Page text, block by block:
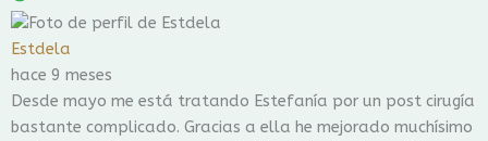
Estdela
hace 9 meses
Desde mayo me está tratando Estefanía por un post cirugía
bastante complicado. Gracias a ella he mejorado muchísimo